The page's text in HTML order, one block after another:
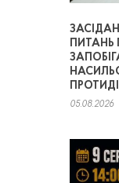
ПИТАНЬ
05.08.2026